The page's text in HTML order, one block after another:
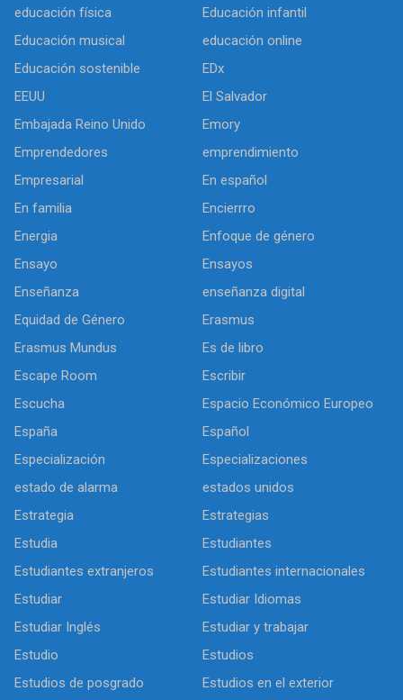
educación física
Educación infantil
Educación musical
educación online
Educación sostenible
EDx
EEUU
El Salvador
Embajada Reino Unido
Emory
Emprendedores
emprendimiento
Empresarial
En español
En familia
Encierrro
Energia
Enfoque de género
Ensayo
Ensayos
Enseñanza
enseñanza digital
Equidad de Género
Erasmus
Erasmus Mundus
Es de libro
Escape Room
Escribir
Escucha
Espacio Económico Europeo
España
Español
Especialización
Especializaciones
estado de alarma
estados unidos
Estrategia
Estrategias
Estudia
Estudiantes
Estudiantes extranjeros
Estudiantes internacionales
Estudiar
Estudiar Idiomas
Estudiar Inglés
Estudiar y trabajar
Estudio
Estudios
Estudios de posgrado
Estudios en el exterior